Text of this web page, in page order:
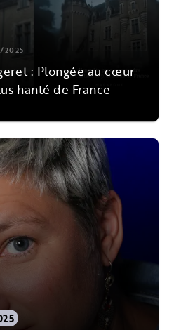
2025
: Plongée au cœur
hanté de France